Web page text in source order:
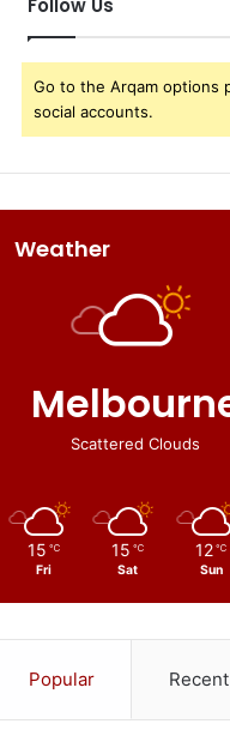
Follow Us
Go to the Arqam options
social accounts.
Weather
Scattered Clouds
15 ℃
Fri
15 ℃
Sat
12 ℃
Sun
Popular Recent